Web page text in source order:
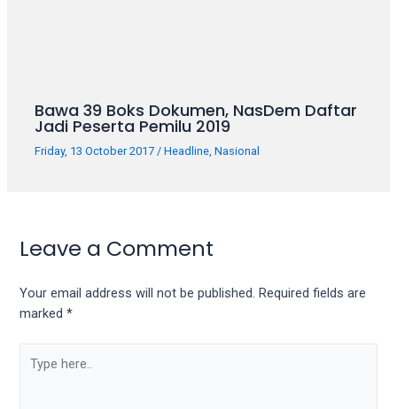
Bawa 39 Boks Dokumen, NasDem Daftar
Jadi Peserta Pemilu 2019
Friday, 13 October 2017 /Headline ,Nasional
Leave a Comment
Your email address will not be published. Required fields are
marked*